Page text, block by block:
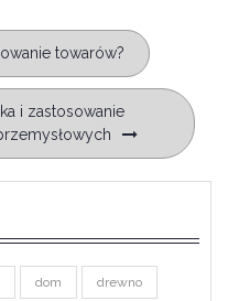
towarów?
i zastosowanie
dom drewno